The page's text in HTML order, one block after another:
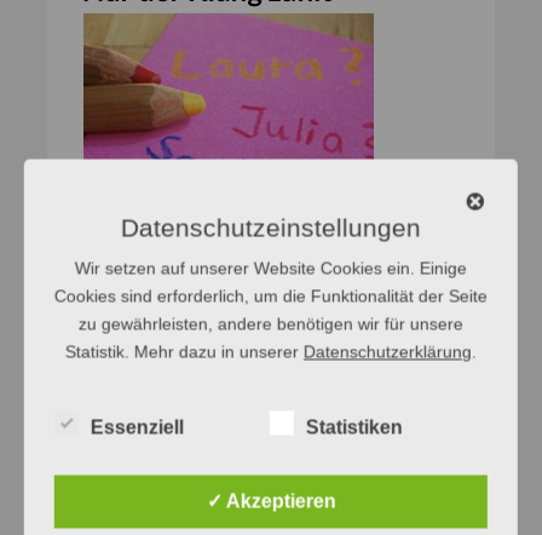
Datenschutzeinstellungen
Wir setzen auf unserer Website Cookies ein. Einige
Cookies sind erforderlich, um die Funktionalität der Seite
zu gewährleisten, andere benötigen wir für unsere
Statistik. Mehr dazu in unserer Datenschutzerklärung
Essenziell Statistiken
✓ Akzeptieren